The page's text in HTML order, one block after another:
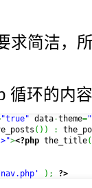
求简洁，
循环的内
"true" data-theme=
( ) ) :
><?php the_title(
) ; ?>